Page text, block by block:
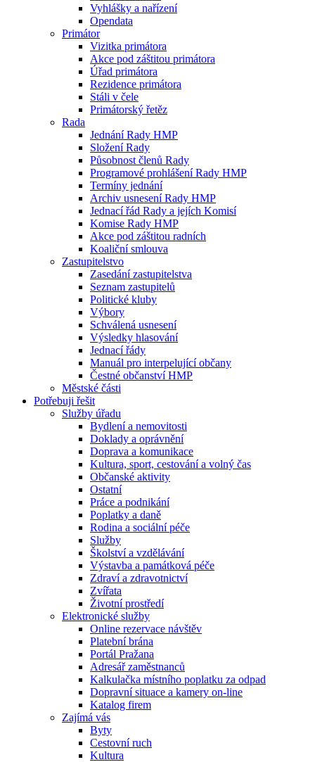
Vyhlášky a nařízení
Opendata
Primátor
Vizitka primátora
Akce pod záštitou primátora
Úřad primátora
Rezidence primátora
Stáli v čele
Primátorský řetěz
Rada
Jednání Rady HMP
Složení Rady
Působnost členů Rady
Programové prohlášení Rady HMP
Termíny jednání
Archiv usnesení Rady HMP
Jednací řád Rady a jejích Komisí
Komise Rady HMP
Akce pod záštitou radních
Koaliční smlouva
Zastupitelstvo
Zasedání zastupitelstva
Seznam zastupitelů
Politické kluby
Výbory
Schválená usnesení
Výsledky hlasování
Jednací řády
Manuál pro interpelující občany
Čestné občanství HMP
Městské části
Potřebuji řešit
Služby úřadu
Bydlení a nemovitosti
Doklady a oprávnění
Doprava a komunikace
Kultura, sport, cestování a volný čas
Občanské aktivity
Ostatní
Práce a podnikání
Poplatky a daně
Rodina a sociální péče
Služby
Školství a vzdělávání
Výstavba a památková péče
Zdraví a zdravotnictví
Zvířata
Životní prostředí
Elektronické služby
Online rezervace návštěv
Platební brána
Portál Pražana
Adresář zaměstnanců
Kalkulačka místního poplatku za odpad
Dopravní situace a kamery on-line
Katalog firem
Zajímá vás
Byty
Cestovní ruch
Kultura